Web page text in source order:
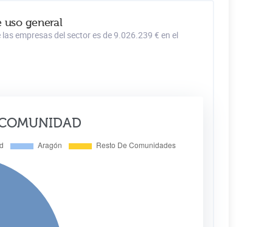
uso general
empresas del sector es de 9.026.239 € en el